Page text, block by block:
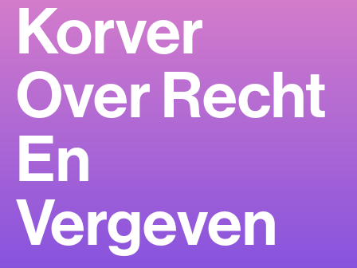
Korver
Over Recht
En
Vergeven